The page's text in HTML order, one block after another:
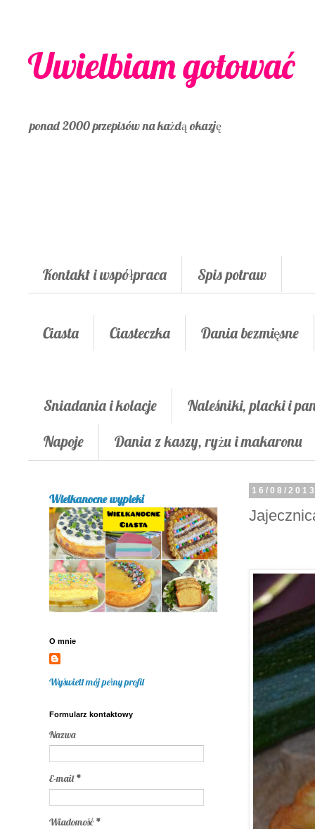
Uwielbiam gotować
ponad 2000 przepisów na każdą okazję
Kontakt i współpraca Spis potraw
Ciasta Ciasteczka Dania bezmięsne
Śniadania i kolacje
Naleśniki, placki i
Napoje
Dania z kaszy, ryżu i makaronu
16/08/
Wielkanocne wypieki
O mnie
Wyświetl mój pełny profil
Formularz kontaktowy
Nazwa
E-mail*
Wiadomość *